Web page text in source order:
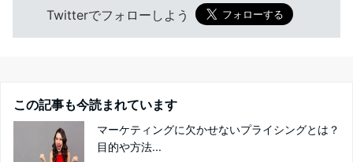
Twitterでフォローしよう
この記事も今読まれています
マーケティングに欠かせないプライシングとは？
目的や方法...